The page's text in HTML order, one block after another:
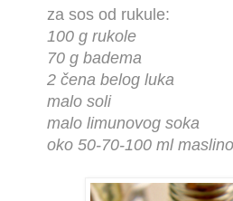
za sos od rukule:
100 g rukole
70 g badema
2 čena belog luka
malo soli
malo limunovog soka
oko 50-70-100 ml